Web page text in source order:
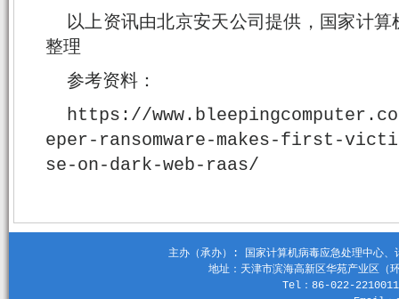
以上资讯由北京安天公司提供，国家计
整理
参考资料：
https://
eper-ransomware-makes-first-
se-on-dark-web-raas/
主办（承办）: 国家计算机病毒应急处理中心
地址：天津市滨海高新区华苑产业区
Tel：86-022-